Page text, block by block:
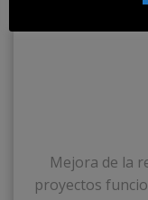
Mejora de la
proyectos